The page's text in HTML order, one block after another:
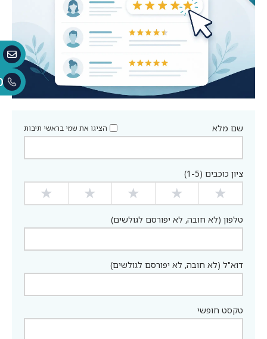
שם מלא הציגו את שמי בראשי תיבות
ציון כוכבים (1-5)
★
★
★
★
★
טלפון (לא חובה, לא יפורסם לגולשים)
דוא"ל (לא חובה, לא יפורסם לגולשים)
טקסט חופשי